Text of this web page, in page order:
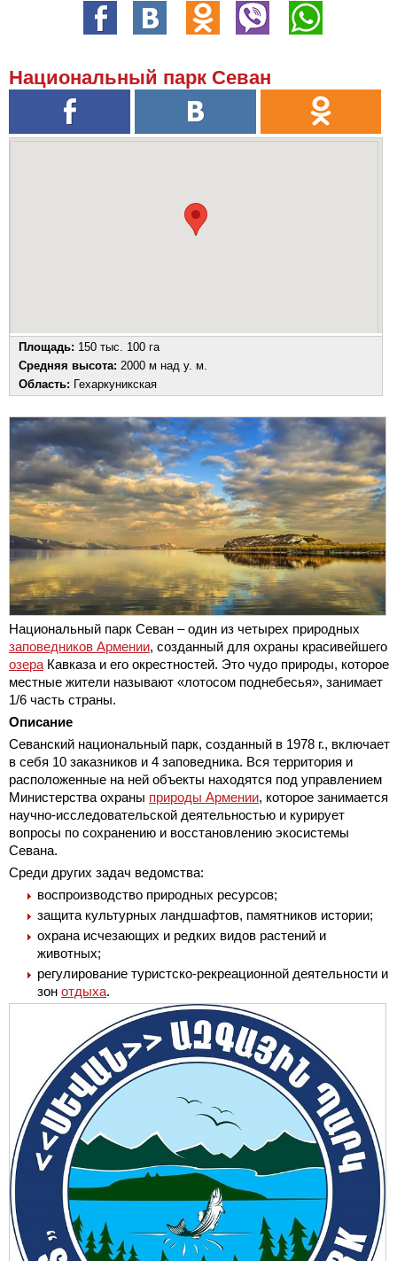
Национальный парк Севан
Площадь: 150 тыс. 100 га
Средняя высота: 2000 м над у. м.
Область: Гехаркуникская
Национальный парк Севан – один из четырех природных
заповедников Армении, созданный для охраны красивейшего
озера Кавказа и его окрестностей. Это чудо природы, которое
местные жители называют «лотосом поднебесья», занимает
1/6 часть страны.
Описание
Севанский национальный парк, созданный в 1978 г., включает
в себя 10 заказников и 4 заповедника. Вся территория и
расположенные на ней объекты находятся под управлением
Министерства охраны природы Армении, которое занимается
научно-исследовательской деятельностью и курирует
вопросы по сохранению и восстановлению экосистемы
Севана.
Среди других задач ведомства:
воспроизводство природных ресурсов;
защита культурных ландшафтов, памятников истории;
охрана исчезающих и редких видов растений и
животных;
регулирование туристско-рекреационной деятельности и
зон отдыха.